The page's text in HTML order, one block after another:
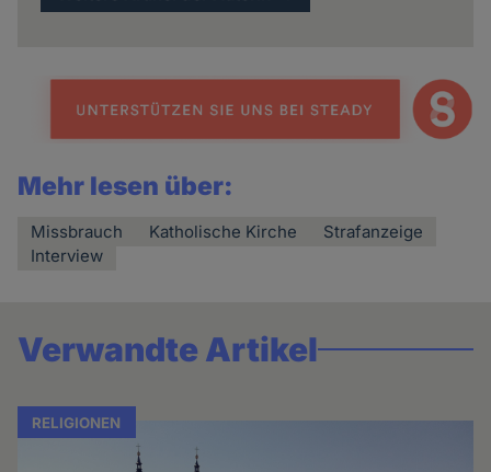
Mehr lesen über:
Missbrauch Katholische Kirche
Strafanzeige
Interview
Verwandte Artikel
RELIGIONEN